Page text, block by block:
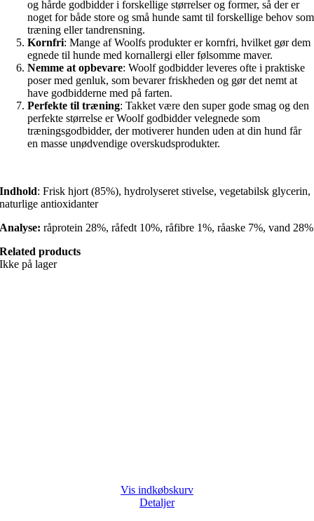
og hårde godbidder i forskellige størrelser og former, så der er
noget for både store og små hunde samt til forskellige behov som
træning eller tandrensning.
Kornfri: Mange af Woolfs produkter er kornfri, hvilket gør dem
egnede til hunde med kornallergi eller følsomme maver.
Nemme at opbevare: Woolf godbidder leveres ofte i praktiske
poser med genluk, som bevarer friskheden og gør det nemt at
have godbidderne med på farten.
Perfekte til træning: Takket være den super gode smag og den
perfekte størrelse er Woolf godbidder velegnede som
træningsgodbidder, der motiverer hunden uden at din hund får
en masse unødvendige overskudsprodukter.
Indhold: Frisk hjort (85%), hydrolyseret stivelse, vegetabilsk glycerin,
naturlige antioxidanter
Analyse: råprotein 28%, råfedt 10%, råfibre 1%, råaske 7%, vand 28%
Related products
Ikke på lager
Vis indkøbskurv
Detaljer